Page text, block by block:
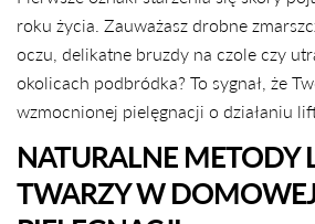
roku życia. Zauważasz drobne
oczu, delikatne bruzdy na czole czy
okolicach podbródka? To sygnał, że
wzmocnionej pielęgnacji o działaniu
NATURALNE METODY
TWARZY W